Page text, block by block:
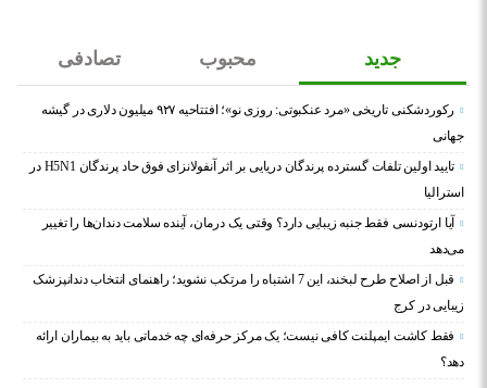
جدید محبوب تصادفی
رکوردشکنی تاریخی «مرد عنکبوتی: روزی نو»؛ افتتاحیه ۹۲۷ میلیون دلاری در گیشه
جهانی
تایید اولین تلفات گسترده پرندگان دریایی بر اثر آنفولانزای فوق حاد پرندگان H5N1 در
استرالیا
آیا ارتودنسی فقط جنبه زیبایی دارد؟ وقتی یک درمان، آینده سلامت دندان‌ها را تغییر
می‌دهد
قبل از اصلاح طرح لبخند، این 7 اشتباه را مرتکب نشوید؛ راهنمای انتخاب دندانپزشک
زیبایی در کرج
فقط کاشت ایمپلنت کافی نیست؛ یک مرکز حرفه‌ای چه خدماتی باید به بیماران ارائه
دهد؟